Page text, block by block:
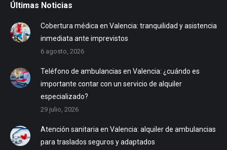
Últimas Noticias
Cobertura médica en Valencia: tranquilidad y asistencia
inmediata ante imprevistos
6 agosto, 2026
Teléfono de ambulancias en Valencia: ¿cuándo es
importante contar con un servicio de alquiler
especializado?
29 julio, 2026
Atención sanitaria en Valencia: alquiler de ambulancias
para traslados seguros y adaptados